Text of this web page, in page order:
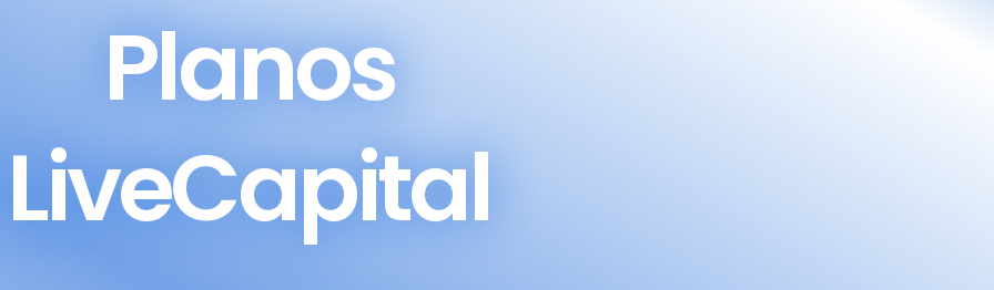
Planos
LiveCapital